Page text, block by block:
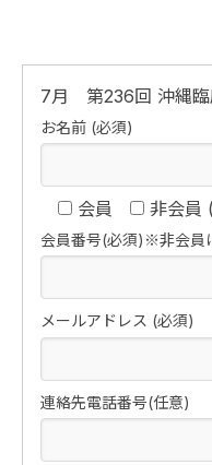
7月 第236回 沖縄臨
お名前 (必須)
会員 非会員
会員番号(必須)※非会員
メールアドレス (必須)
連絡先電話番号(任意)